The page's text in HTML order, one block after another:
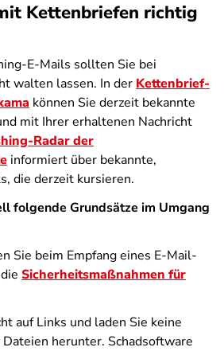
Kettenbriefen richtig
E-Mails sollten Sie bei
walten lassen. In der Kettenbrief-
können Sie derzeit bekannte
mit Ihrer erhaltenen Nachricht
Radar der
informiert über bekannte,
die derzeit kursieren.
folgende Grundsätze im Umgang
Sie beim Empfang eines E-Mail-
Sicherheitsmaßnahmen für
auf Links und laden Sie keine
herunter. Schadsoftware